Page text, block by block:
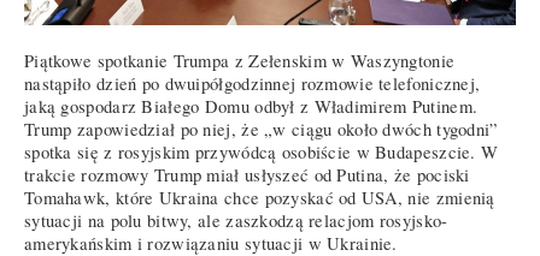
Piątkowe spotkanie Trumpa z Zełenskim w Waszyngtonie
nastąpiło dzień po dwuipółgodzinnej rozmowie telefonicznej,
jaką gospodarz Białego Domu odbył z Władimirem Putinem.
Trump zapowiedział po niej, że „w ciągu około dwóch tygodni”
spotka się z rosyjskim przywódcą osobiście w Budapeszcie. W
trakcie rozmowy Trump miał usłyszeć od Putina, że pociski
Tomahawk, które Ukraina chce pozyskać od USA, nie zmienią
sytuacji na polu bitwy, ale zaszkodzą relacjom rosyjsko-
amerykańskim i rozwiązaniu sytuacji w Ukrainie.